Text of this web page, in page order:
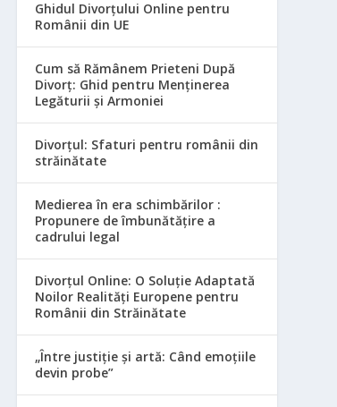
Ghidul Divorțului Online pentru
Românii din UE
Cum să Rămânem Prieteni După
Divorț: Ghid pentru Menținerea
Legăturii și Armoniei
Divorțul: Sfaturi pentru românii din
străinătate
Medierea în era schimbărilor :
Propunere de îmbunătățire a
cadrului legal
Divorțul Online: O Soluție Adaptată
Noilor Realități Europene pentru
Românii din Străinătate
„Între justiție și artă: Când emoțiile
devin probe”